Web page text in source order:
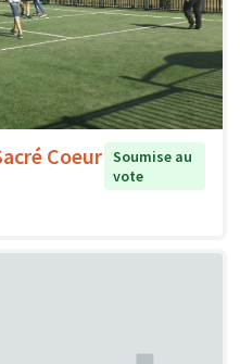
Coeur Soumise au
vote